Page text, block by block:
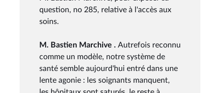
question, no 285, relative à l'accès aux
soins.
M. Bastien Marchive . Autrefois reconnu
comme un modèle, notre système de
santé semble aujourd'hui entré dans une
lente agonie : les soignants manquent,